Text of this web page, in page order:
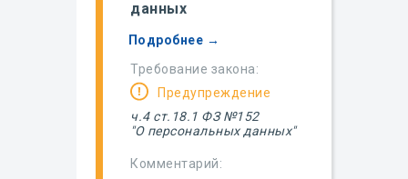
данных
Требование закона:
Комментарий:
Предупреждение
ч.4 ст.18.1 ФЗ №152
"О персональных данных"
Подробнее →